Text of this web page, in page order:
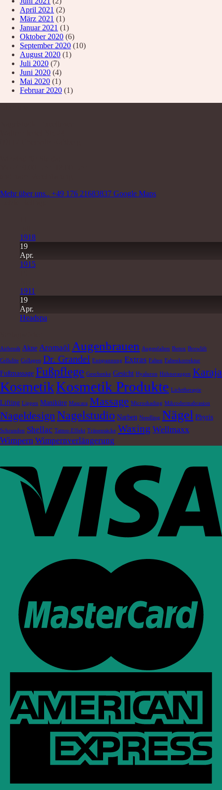
April 2021 (2)
März 2021 (1)
Januar 2021 (1)
Oktober 2020 (6)
September 2020 (10)
August 2020 (1)
Juli 2020 (7)
Juni 2020 (4)
Mai 2020 (1)
Februar 2020 (1)
Mehr über uns.. +49 176 21683837 Google Maps
1918
19
Apr.
1915
1911
19
Apr.
Headspa
Airbrush Akne Aromaöl Augenbrauen Augenfalten Botox Browlift
Cellulite Collagen Dr. Grandel Entspannung Extras Falten Faltenkorrektur
Fußmassage Fußpflege Geschenke Gesicht Hyaluron Hühneraugen Karaja
KosmetikKosmetik Produkte Lichttherapie
Lifting Lippen Maniküre Mascara Massage Microshading Mikrodermabrasion
NageldesignNagelstudio Narben Needling Nägel Phyris
Schrunden Shellac Tattoo-Effekt Tränensäcke Waxing Wellmaxx
Wimpern Wimpernverlängerung